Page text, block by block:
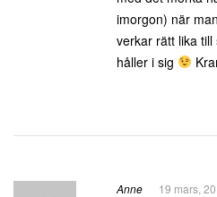
imorgon) när
verkar rätt lika
håller i sig
Anne 19 mars,